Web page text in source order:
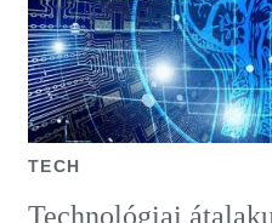
TECH
Technológiai